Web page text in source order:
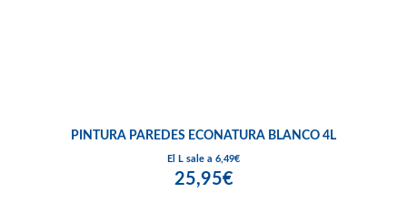
PINTURA PAREDES ECONATURA BLANCO 4L
El L sale a 6,49€
25,95€